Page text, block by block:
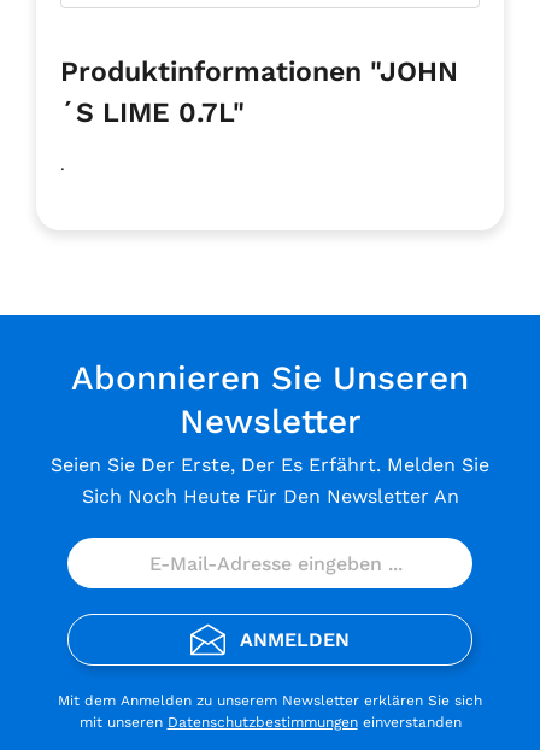
Produktinformationen "JOHN
´S LIME 0.7L"
.
Abonnieren Sie Unseren
Newsletter
Seien Sie Der Erste, Der Es Erfährt. Melden Sie
Sich Noch Heute Für Den Newsletter An
ANMELDEN
Mit dem Anmelden zu unserem Newsletter erklären Sie sich
mit unseren Datenschutzbestimmungeneinverstanden